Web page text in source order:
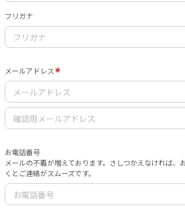
フリガナ
メールアドレス
お電話番号
メールの不着が増えております。さしつかえなければ、
くとご連絡がスムーズです。